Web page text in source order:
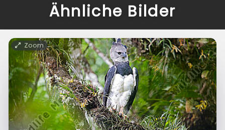
Ähnliche Bilder
Zoom